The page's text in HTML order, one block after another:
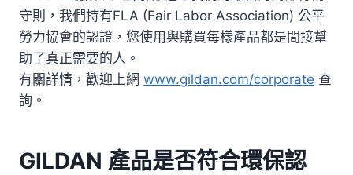
守則，我們持有FLA (Fair Labor Association) 公平
勞力協會的認證，您使用與購買每樣產品都是間接幫
助了真正需要的人。
有關詳情，歡迎上網 www.gildan.com/corporate 查
詢。
GILDAN 產品是否符合環保認